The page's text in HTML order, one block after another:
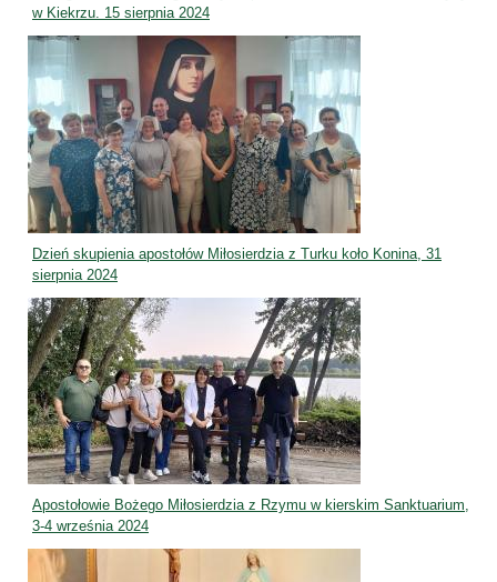
w Kiekrzu. 15 sierpnia 2024
Dzień skupienia apostołów Miłosierdzia z Turku koło Konina, 31
sierpnia 2024
Apostołowie Bożego Miłosierdzia z Rzymu w kierskim Sanktuarium,
3-4 września 2024